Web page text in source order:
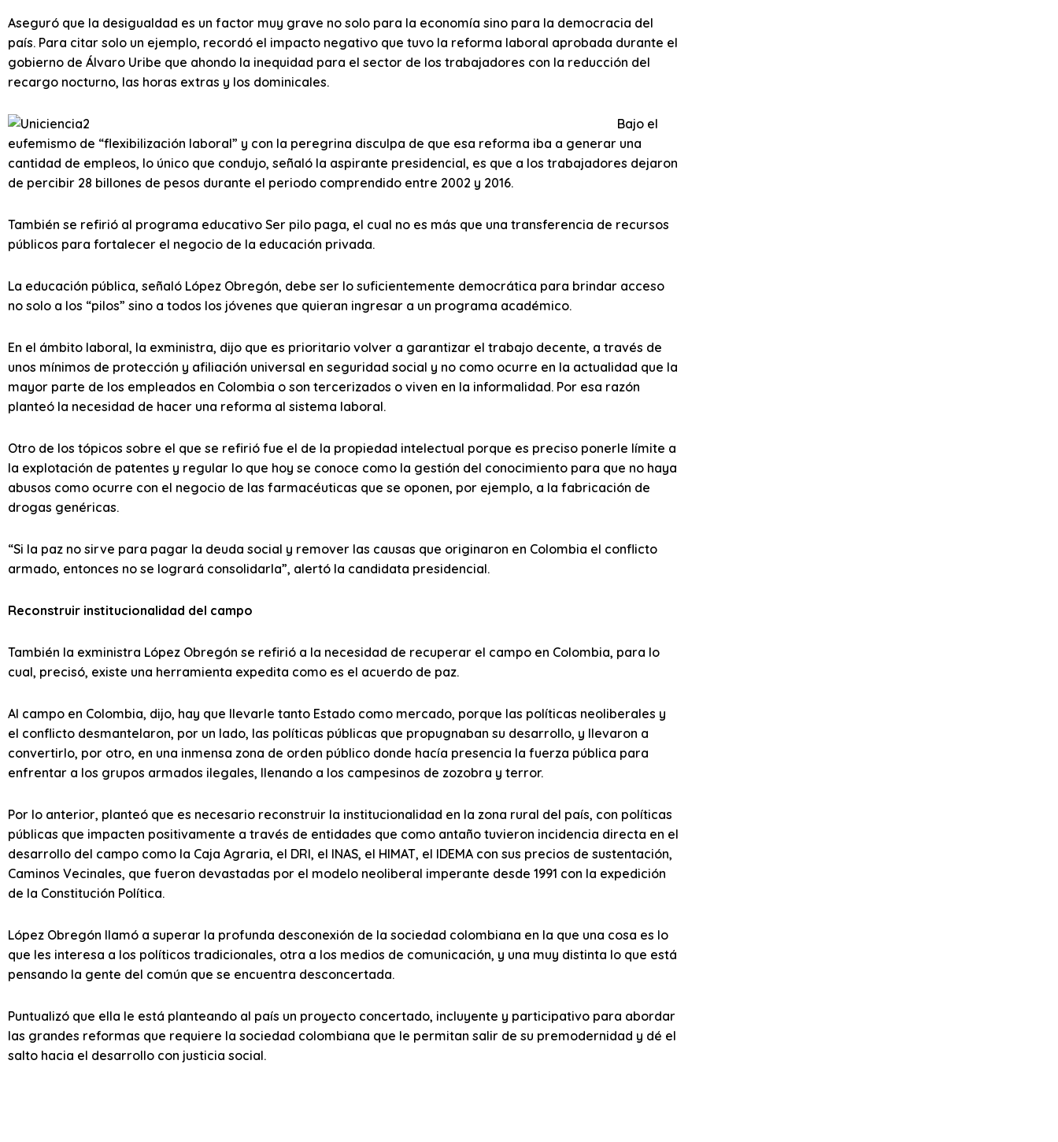
Aseguró que la desigualdad es un factor muy grave no solo para la economía sino para la democracia del
país. Para citar solo un ejemplo, recordó el impacto negativo que tuvo la reforma laboral aprobada durante el
gobierno de Álvaro Uribe que ahondo la inequidad para el sector de los trabajadores con la reducción del
recargo nocturno, las horas extras y los dominicales.
Bajo el
eufemismo de “flexibilización laboral” y con la peregrina disculpa de que esa reforma iba a generar una
cantidad de empleos, lo único que condujo, señaló la aspirante presidencial, es que a los trabajadores dejaron
de percibir 28 billones de pesos durante el periodo comprendido entre 2002 y 2016.
También se refirió al programa educativo Ser pilo paga, el cual no es más que una transferencia de recursos
públicos para fortalecer el negocio de la educación privada.
La educación pública, señaló López Obregón, debe ser lo suficientemente democrática para brindar acceso
no solo a los “pilos” sino a todos los jóvenes que quieran ingresar a un programa académico.
En el ámbito laboral, la exministra, dijo que es prioritario volver a garantizar el trabajo decente, a través de
unos mínimos de protección y afiliación universal en seguridad social y no como ocurre en la actualidad que la
mayor parte de los empleados en Colombia o son tercerizados o viven en la informalidad. Por esa razón
planteó la necesidad de hacer una reforma al sistema laboral.
Otro de los tópicos sobre el que se refirió fue el de la propiedad intelectual porque es preciso ponerle límite a
la explotación de patentes y regular lo que hoy se conoce como la gestión del conocimiento para que no haya
abusos como ocurre con el negocio de las farmacéuticas que se oponen, por ejemplo, a la fabricación de
drogas genéricas.
“Si la paz no sirve para pagar la deuda social y remover las causas que originaron en Colombia el conflicto
armado, entonces no se logrará consolidarla”, alertó la candidata presidencial.
Reconstruir institucionalidad del campo
También la exministra López Obregón se refirió a la necesidad de recuperar el campo en Colombia, para lo
cual, precisó, existe una herramienta expedita como es el acuerdo de paz.
Al campo en Colombia, dijo, hay que llevarle tanto Estado como mercado, porque las políticas neoliberales y
el conflicto desmantelaron, por un lado, las políticas públicas que propugnaban su desarrollo, y llevaron a
convertirlo, por otro, en una inmensa zona de orden público donde hacía presencia la fuerza pública para
enfrentar a los grupos armados ilegales, llenando a los campesinos de zozobra y terror.
Por lo anterior, planteó que es necesario reconstruir la institucionalidad en la zona rural del país, con políticas
públicas que impacten positivamente a través de entidades que como antaño tuvieron incidencia directa en el
desarrollo del campo como la Caja Agraria, el DRI, el INAS, el HIMAT, el IDEMA con sus precios de sustentación,
Caminos Vecinales, que fueron devastadas por el modelo neoliberal imperante desde 1991 con la expedición
de la Constitución Política.
López Obregón llamó a superar la profunda desconexión de la sociedad colombiana en la que una cosa es lo
que les interesa a los políticos tradicionales, otra a los medios de comunicación, y una muy distinta lo que está
pensando la gente del común que se encuentra desconcertada.
Puntualizó que ella le está planteando al país un proyecto concertado, incluyente y participativo para abordar
las grandes reformas que requiere la sociedad colombiana que le permitan salir de su premodernidad y dé el
salto hacia el desarrollo con justicia social.